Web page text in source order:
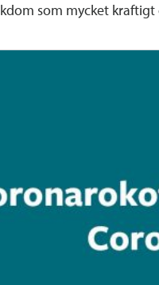
som mycket